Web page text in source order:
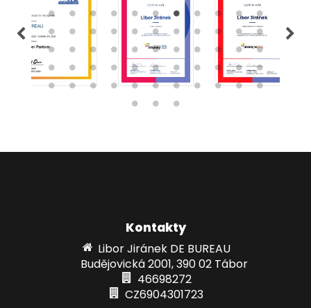
Kontakty
Libor Jiránek DE BUREAU
Budějovická 2001, 390 02 Tábor
46698272
CZ6904301723